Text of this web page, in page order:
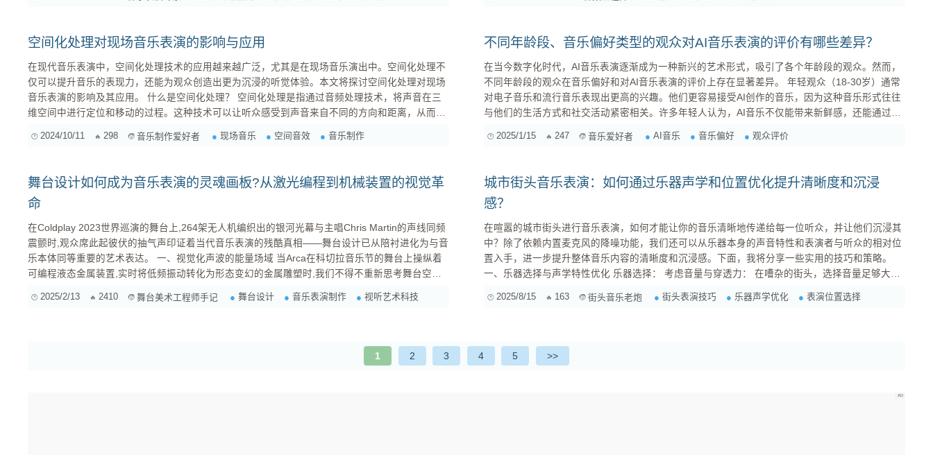
角色，如《英雄交响曲》中的英雄形象，小号的高亢音色能...
意力欣赏乐曲复杂而丰富的层次感。例如，许多职业演奏者和歌手都倾向于使用专门设计用于舞台
空间化处理对现场音乐表演的影响与应用
在现代音乐表演中，空间化处理技术的应用越来越广泛，尤其是在现场音乐演出中。空间化处理不
仅可以提升音乐的表现力，还能为观众创造出更为沉浸的听觉体验。本文将探讨空间化处理对现场
音乐表演的影响及其应用。 什么是空间化处理？ 空间化处理是指通过音频处理技术，将声音在三
维空间中进行定位和移动的过程。这种技术可以让听众感受到声音来自不同的方向和距离，从而增
响系统、环绕声技术以及实时音频处理软件等。 空间化处理的影响 增...
2024/10/11 298 音乐制作爱好者 现场音乐 空间音效 音乐制作
不同年龄段、音乐偏好类型的观众对AI音乐表演的评价有哪些差异？
在当今数字化时代，AI音乐表演逐渐成为一种新兴的艺术形式，吸引了各个年龄段的观众。然而，
不同年龄段的观众在音乐偏好和对AI音乐表演的评价上存在显著差异。 年轻观众（18-30岁）通常
对电子音乐和流行音乐表现出更高的兴趣。他们更容易接受AI创作的音乐，因为这种音乐形式往往
与他们的生活方式和社交活动紧密相关。许多年轻人认为，AI音乐不仅能带来新鲜感，还能通过算
音乐的接受度较低。他们更倾向于传统音乐和经典作品，认为AI音乐缺乏人类情感的深度和细腻。
2025/1/15 247 音乐爱好者 AI音乐 音乐偏好 观众评价
舞台设计如何成为音乐表演的灵魂画板?从激光编程到机械装置的视觉革
命
在Coldplay 2023世界巡演的舞台上,264架无人机编织出的银河光幕与主唱Chris Martin的声线同频
震颤时,观众席此起彼伏的抽气声印证着当代音乐表演的残酷真相——舞台设计已从陪衬进化为与音
乐本体同等重要的艺术表达。 一、视觉化声波的能量场域 当Arca在科切拉音乐节的舞台上操纵着
可编程液态金属装置,实时将低频振动转化为形态变幻的金属雕塑时,我们不得不重新思考舞台空间
具象化为12米高的动态金属森林,每0.03秒调整一次的悬挂角度精确对应着128轨...
2025/2/13 2410 舞台美术工程师手记 舞台设计 音乐表演制作 视听艺术科技
城市街头音乐表演：如何通过乐器声学和位置优化提升清晰度和沉浸
感？
在喧嚣的城市街头进行音乐表演，如何才能让你的音乐清晰地传递给每一位听众，并让他们沉浸其
中？除了依赖内置麦克风的降噪功能，我们还可以从乐器本身的声音特性和表演者与听众的相对位
置入手，进一步提升整体音乐内容的清晰度和沉浸感。下面，我将分享一些实用的技巧和策略。
一、乐器选择与声学特性优化 乐器选择： 考虑音量与穿透力： 在嘈杂的街头，选择音量足够大、
2025/8/15 163 街头音乐老炮 街头表演技巧 乐器声学优化 表演位置选择
1 2 3 4 5 >>